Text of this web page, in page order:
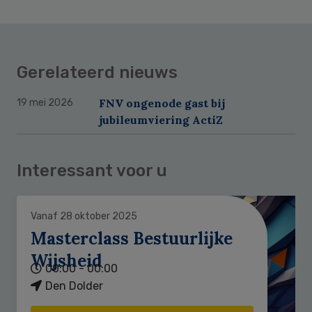
Gerelateerd nieuws
19 mei 2026
FNV ongenode gast bij
jubileumviering ActiZ
Interessant voor u
Vanaf 28 oktober 2025
Masterclass Bestuurlijke
Wijsheid
00:00 - 00:00
Den Dolder